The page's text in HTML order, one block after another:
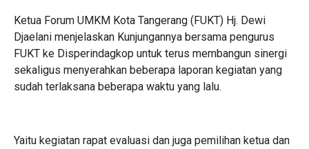
‎Ketua Forum UMKM Kota Tangerang (FUKT) Hj. Dewi
Djaelani menjelaskan Kunjungannya bersama pengurus
FUKT ke Disperindagkop untuk terus membangun sinergi
sekaligus menyerahkan beberapa laporan kegiatan yang
sudah terlaksana beberapa waktu yang lalu.
Yaitu kegiatan rapat evaluasi dan juga pemilihan ketua dan